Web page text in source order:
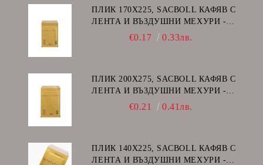
ПЛИК 170Х225, SACBOLL КАФЯВ С
ЛЕНТА И ВЪЗДУШНИ МЕХУРИ -
€0.17 0.33лв.
ПЛИК 200Х275, SACBOLL КАФЯВ С
ЛЕНТА И ВЪЗДУШНИ МЕХУРИ -
€0.21 0.41лв.
ПЛИК 140Х225, SACBOLL КАФЯВ С
ЛЕНТА И ВЪЗДУШНИ МЕХУРИ -